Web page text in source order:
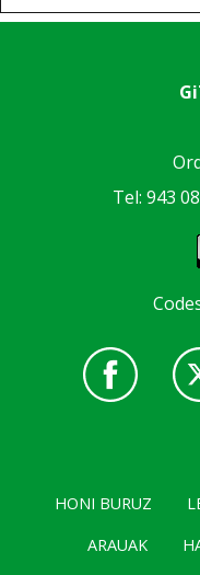
Tel: 943
HONI BURUZ
ARAUAK